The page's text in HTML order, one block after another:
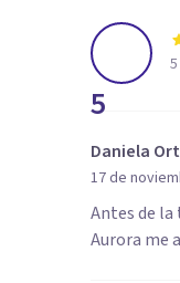
5
5
Daniela
17 de
Antes de la
Aurora me